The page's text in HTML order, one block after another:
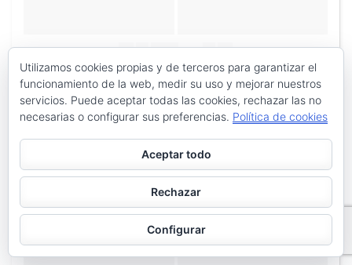
« ‹ de2 ›
»
Utilizamos cookies propias y de terceros para garantizar el
funcionamiento de la web, medir su uso y mejorar nuestros
servicios. Puede aceptar todas las cookies, rechazar las no
necesarias o configurar sus preferencias. Política de cookies
Aceptar todo
Rechazar
Configurar